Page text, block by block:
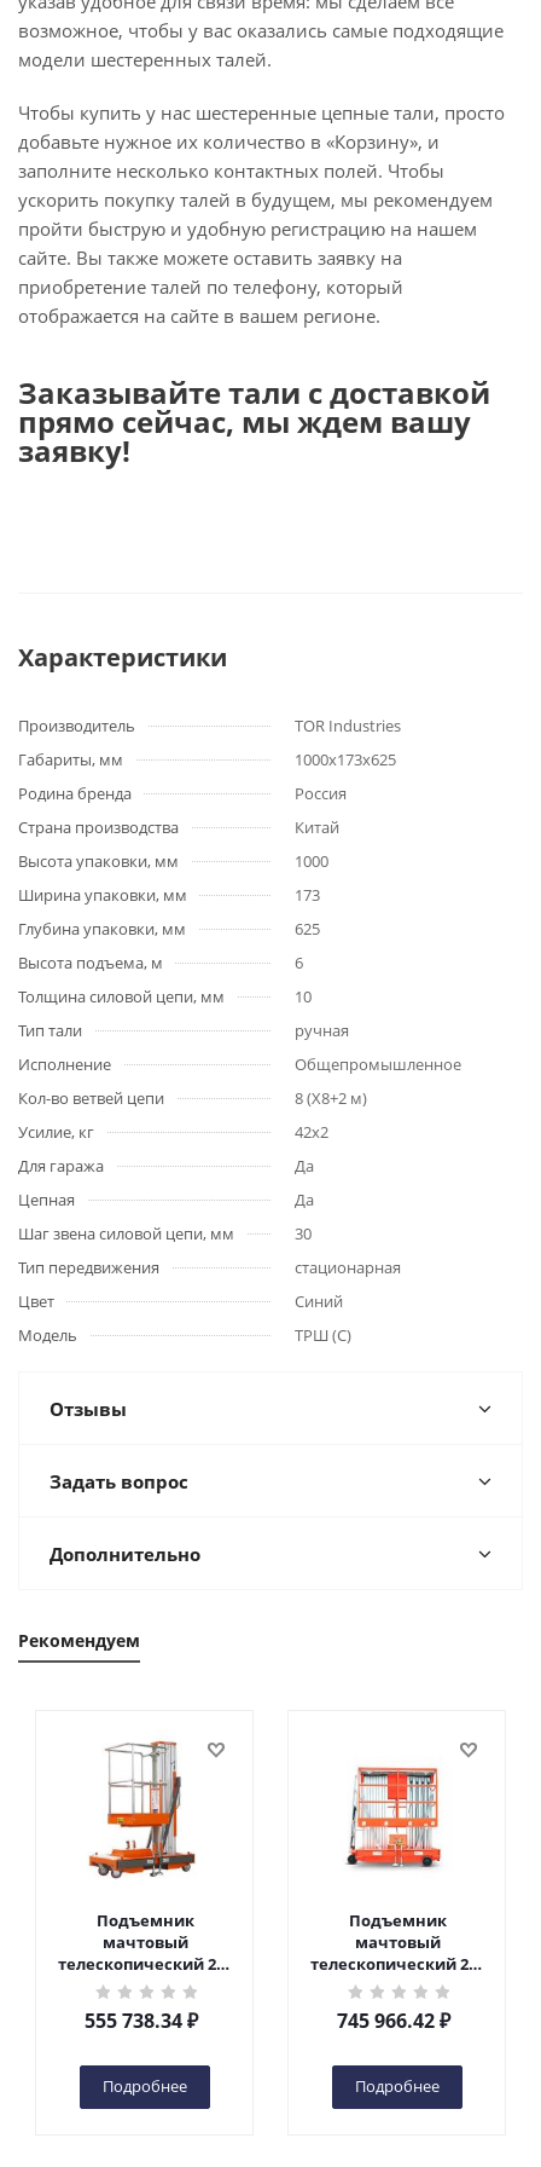
возможное, чтобы у вас оказались самые подходящие
модели шестеренных талей.
Чтобы купить у нас шестеренные цепные тали, просто
добавьте нужное их количество в «Корзину», и
заполните несколько контактных полей. Чтобы
ускорить покупку талей в будущем, мы рекомендуем
пройти быструю и удобную регистрацию на нашем
сайте. Вы также можете оставить заявку на
приобретение талей по телефону, который
отображается на сайте в вашем регионе.
Заказывайте тали с доставкой
прямо сейчас, мы ждем вашу
заявку!
Характеристики
Производитель
TOR Industries
Габариты, мм
1000х173х625
Родина бренда
Россия
Страна производства
Китай
Высота упаковки, мм
1000
Ширина упаковки, мм
173
Глубина упаковки, мм
625
Высота подъема, м
6
Толщина силовой цепи, мм
10
Тип тали
ручная
Исполнение
Общепромышленное
Кол-во ветвей цепи
8 (Х8+2 м)
Усилие, кг
42х2
Для гаража
Да
Цепная
Да
Шаг звена силовой цепи, мм
30
Тип передвижения
стационарная
Цвет
Синий
Модель
ТРШ (С)
Отзывы
Задать вопрос
Дополнительно
Рекомендуем
Подъемник
мачтовый
телескопический 200
кг 6 м TOR GTWY6-200S
DC 2-мачтовый
(автономный) (G) в
555 738.34₽
Подробнее
Подъемник
мачтовый
телескопический 200
кг 10 м TOR GTWY10-
200S DC 2-мачтовый
(автономный) (N) в
745 966.42₽
Подробнее